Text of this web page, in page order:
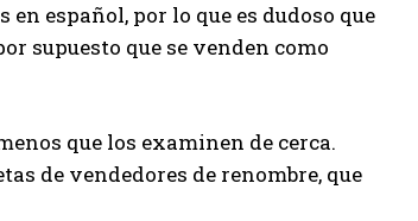
español, por lo que es dudoso que
supuesto que se venden como
que los examinen de cerca.
de vendedores de renombre, que